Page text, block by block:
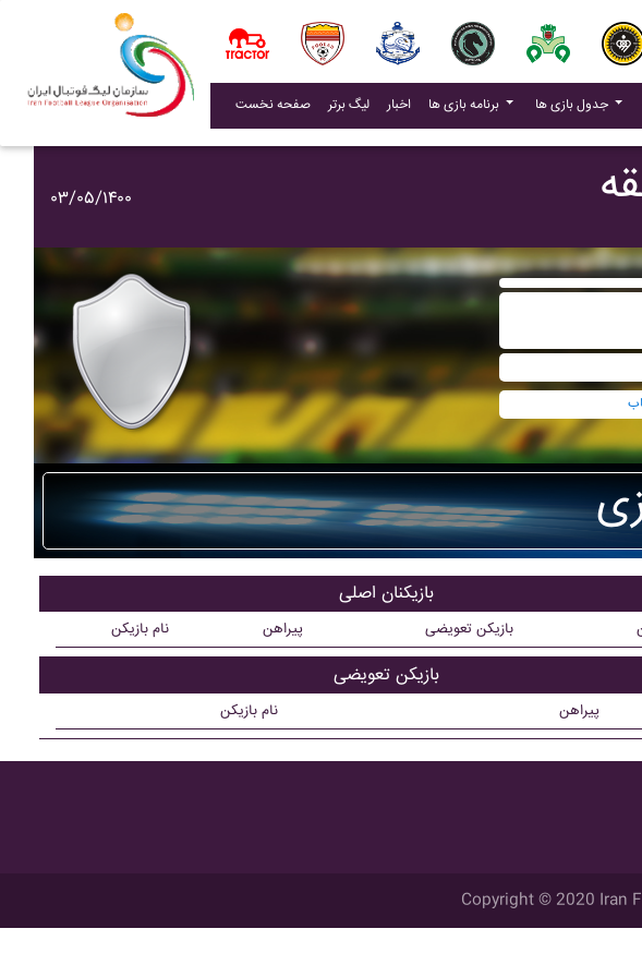
صفحه نخست لیگ برتر اخبار(current) برنامه بازی ها جدول بازی ها
۰۳/۰۵/۱۴۰۰
بازیکنان اصلی
نام بازیکن پیراهن بازیکن تعویضی
بازیکن تعویضی
نام بازیکن پیراهن
Copyright © 2020 Iran